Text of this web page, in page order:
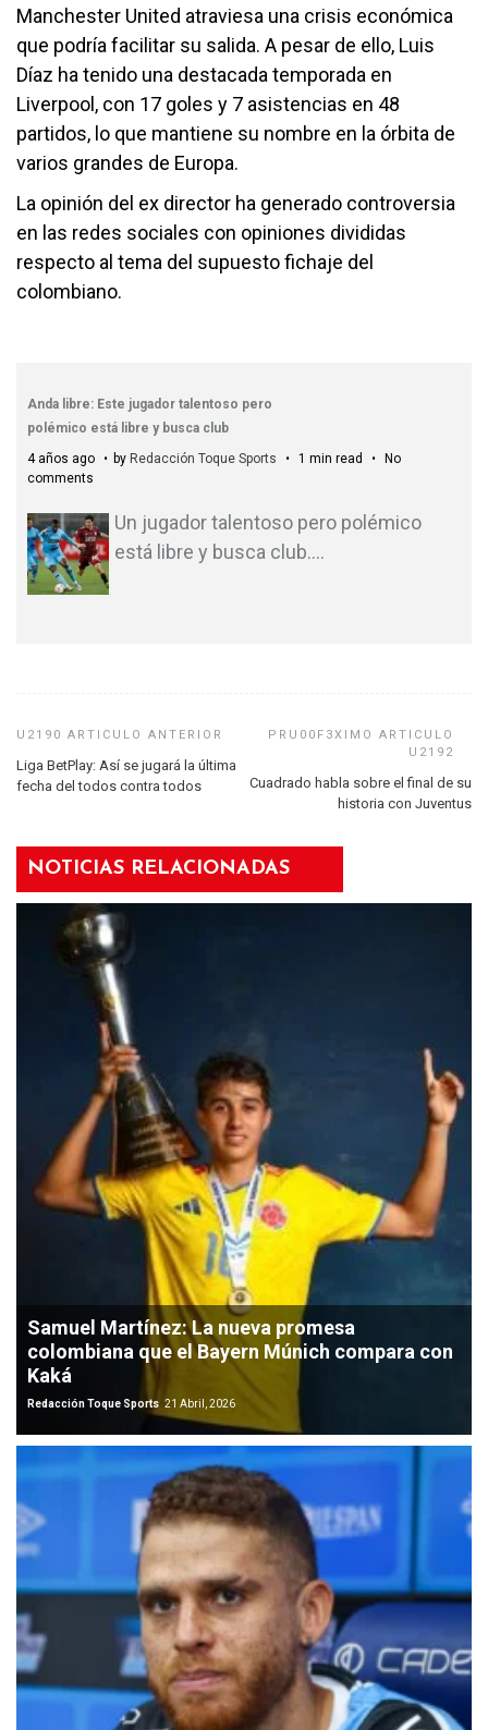
Manchester United atraviesa una crisis económica
que podría facilitar su salida. A pesar de ello, Luis
Díaz ha tenido una destacada temporada en
Liverpool, con 17 goles y 7 asistencias en 48
partidos, lo que mantiene su nombre en la órbita de
varios grandes de Europa.
La opinión del ex director ha generado controversia
en las redes sociales con opiniones divididas
respecto al tema del supuesto fichaje del
colombiano.
Anda libre: Este jugador talentoso pero
polémico está libre y busca club
4 años ago
by Redacción Toque Sports 1 min read
No
comments
Un jugador talentoso pero polémico
está libre y busca club.…
Liga BetPlay: Así se jugará la última
fecha del todos contra todos
Cuadrado habla sobre el final de su
historia con Juventus
NOTICIAS RELACIONADAS
Samuel Martínez: La nueva promesa
colombiana que el Bayern Múnich compara con
Kaká
Redacción Toque Sports 21 Abril, 2026